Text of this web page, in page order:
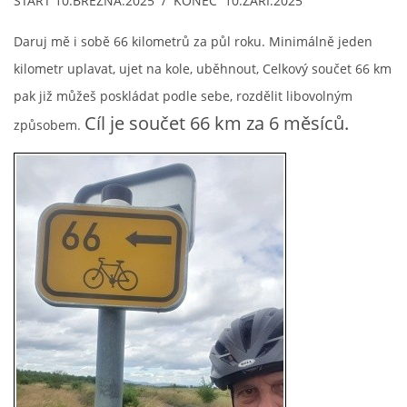
ODKAZY
TRIATLONY
© 2026 eStránky.cz
Daruj mě i sobě 66 kilometrů za půl roku. Minimálně jeden
kilometr uplavat, ujet na kole, uběhnout, Celkový součet 66 km
pak již můžeš poskládat podle sebe, rozdělit libovolným
způsobem. Cíl je součet 66 km za 6 měsíců.